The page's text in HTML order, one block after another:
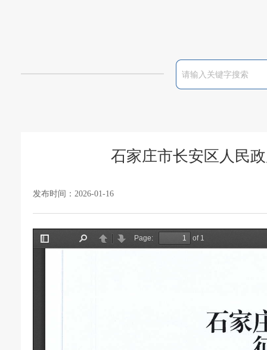
石家庄市长安区人民
发布时间：2026-01-16